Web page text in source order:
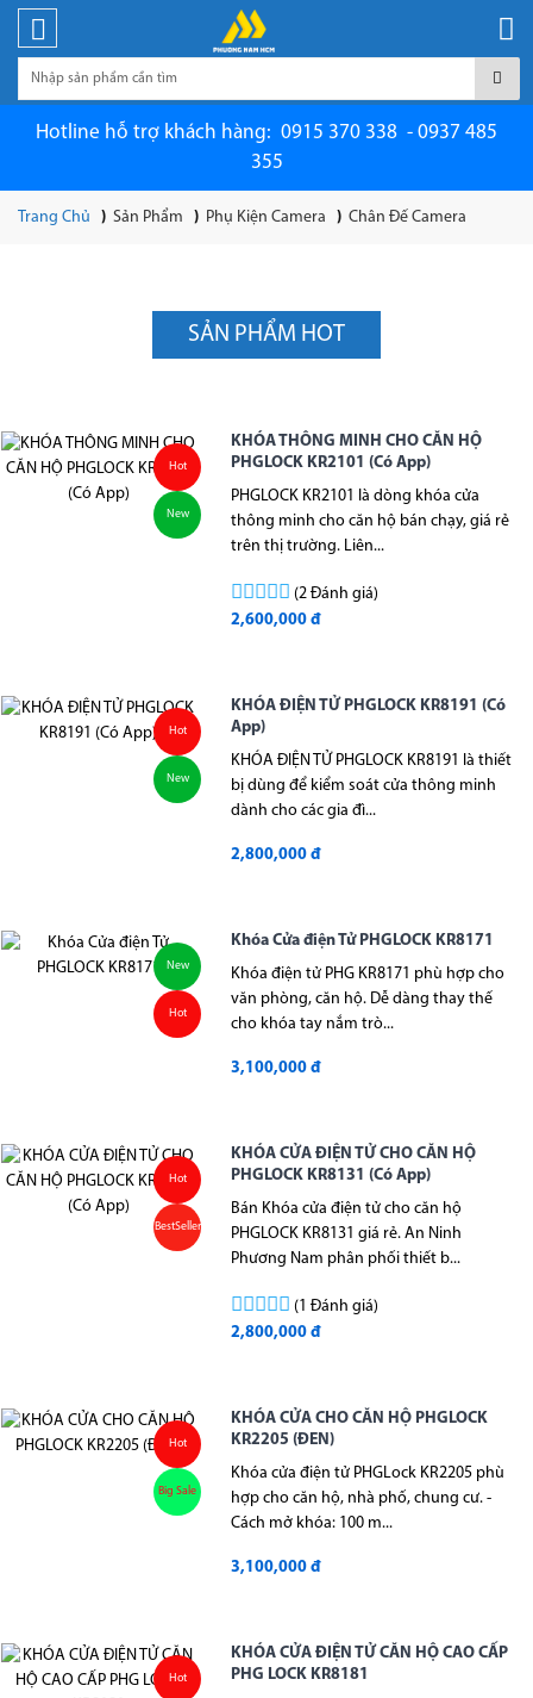
Hotline hỗ trợ khách hàng: 0915 370 338 - 0937 485
355
Trang Chủ Sản Phẩm Phụ Kiện Camera Chân Đế Camera
SẢN PHẨM HOT
Hot
New
KHÓA THÔNG MINH CHO CĂN HỘ
PHGLOCK KR2101 (Có App)
PHGLOCK KR2101 là dòng khóa cửa
thông minh cho căn hộ bán chạy, giá rẻ
trên thị trường. Liên...
(2 Đánh giá)
2,600,000 đ
Hot
New
KHÓA ĐIỆN TỬ PHGLOCK KR8191 (Có
App)
KHÓA ĐIỆN TỬ PHGLOCK KR8191 là thiết
bị dùng để kiểm soát cửa thông minh
dành cho các gia đì...
2,800,000 đ
New
Hot
Khóa Cửa điện Tử PHGLOCK KR8171
Khóa điện tử PHG KR8171 phù hợp cho
văn phòng, căn hộ. Dễ dàng thay thế
cho khóa tay nắm trò...
3,100,000 đ
Hot
BestSeller
KHÓA CỬA ĐIỆN TỬ CHO CĂN HỘ
PHGLOCK KR8131 (Có App)
Bán Khóa cửa điện tử cho căn hộ
PHGLOCK KR8131 giá rẻ. An Ninh
Phương Nam phân phối thiết b...
(1 Đánh giá)
2,800,000 đ
Hot
Big Sale
KHÓA CỬA CHO CĂN HỘ PHGLOCK
KR2205 (ĐEN)
Khóa cửa điện tử PHGLock KR2205 phù
hợp cho căn hộ, nhà phố, chung cư. -
Cách mở khóa: 100 m...
3,100,000 đ
Hot
KHÓA CỬA ĐIỆN TỬ CĂN HỘ CAO CẤP
PHG LOCK KR8181